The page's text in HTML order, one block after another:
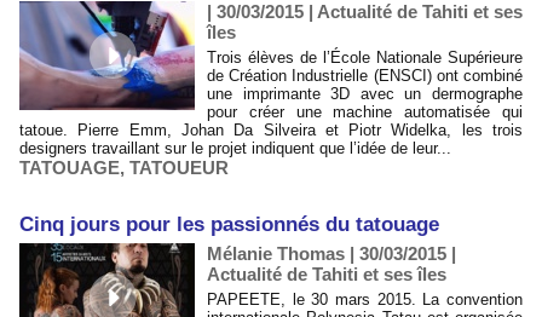
| 30/03/2015 | Actualité de Tahiti et ses
îles
Trois élèves de l’École Nationale Supérieure
de Création Industrielle (ENSCI) ont combiné
une imprimante 3D avec un dermographe
pour créer une machine automatisée qui
tatoue. Pierre Emm, Johan Da Silveira et Piotr Widelka, les trois
designers travaillant sur le projet indiquent que l’idée de leur...
TATOUAGE, TATOUEUR
Cinq jours pour les passionnés du tatouage
Mélanie Thomas | 30/03/2015 |
Actualité de Tahiti et ses îles
PAPEETE, le 30 mars 2015. La convention